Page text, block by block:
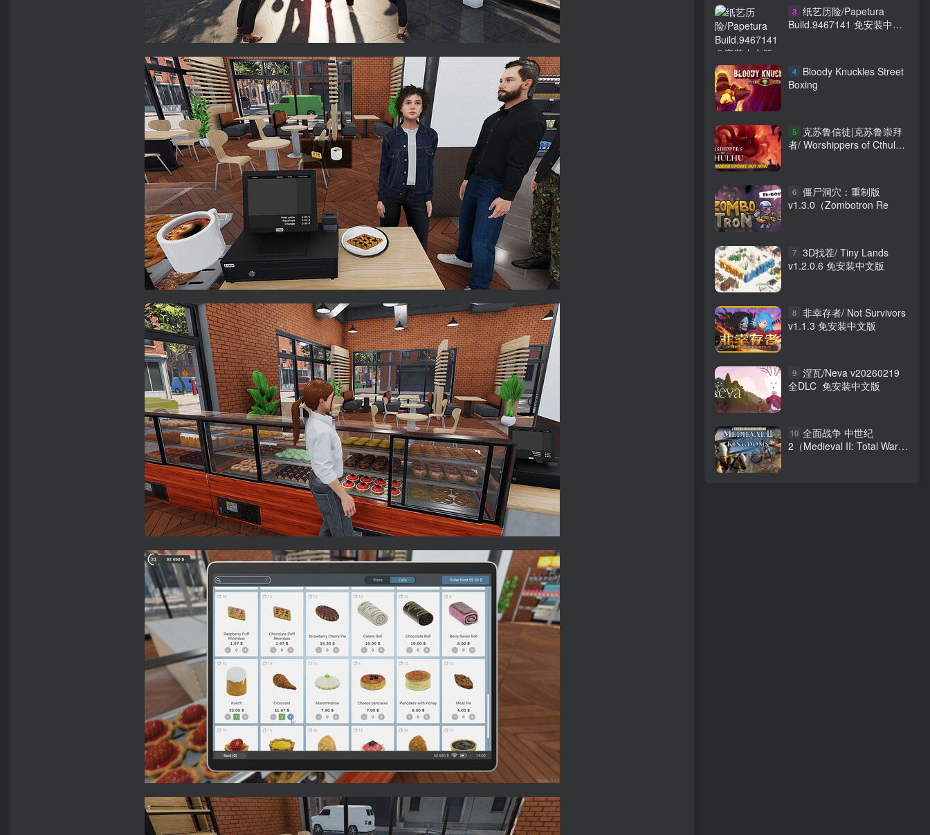
3 纸艺历险/Papetura
Build.9467141 免安装中文
4
Bloody Knuckles Street
Boxing
5
克苏鲁信徒|克苏鲁崇拜
者/ Worshippers of Cthulhu
6 僵尸洞穴：重制版
v1.3.0（Zombotron Re
7 3D找茬/ Tiny Lands
v1.2.0.6 免安装中文版
8 非幸存者/ Not Survivors
v1.1.3 免安装中文版
9 涅瓦/Neva v20260219
全DLC 免安装中文版
10 全面战争 中世纪
2（Medieval II: Total War